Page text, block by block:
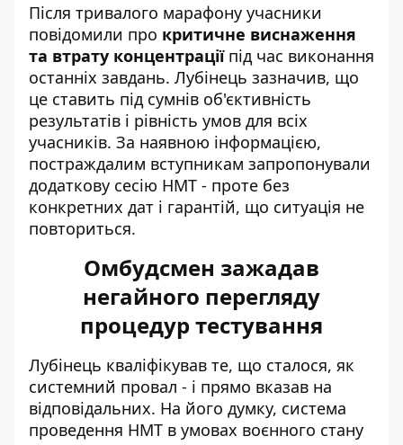
Після тривалого марафону учасники
повідомили про критичне виснаження
та втрату концентраціїпід час виконання
останніх завдань. Лубінець зазначив, що
це ставить під сумнів об'єктивність
результатів і рівність умов для всіх
учасників. За наявною інформацією,
постраждалим вступникам запропонували
додаткову сесію НМТ - проте без
конкретних дат і гарантій, що ситуація не
повториться.
Омбудсмен зажадав
негайного перегляду
процедур тестування
Лубінець кваліфікував те, що сталося, як
системний провал - і прямо вказав на
відповідальних. На його думку, система
проведення НМТ в умовах воєнного стану